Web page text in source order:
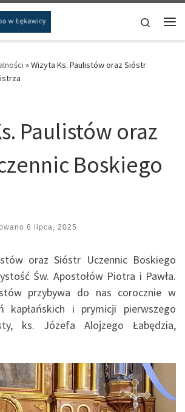
Search
»Wizyta Ks. Paulistów oraz Sióstr
Paulistów oraz
Boskiego
6 lipca, 2025
oraz Sióstr Uczennic Boskiego
Św. Apostołów Piotra i Pawła.
przybywa do nas corocznie w
kapłańskich i prymicji pierwszego
ks. Józefa Alojzego Łabędzia,